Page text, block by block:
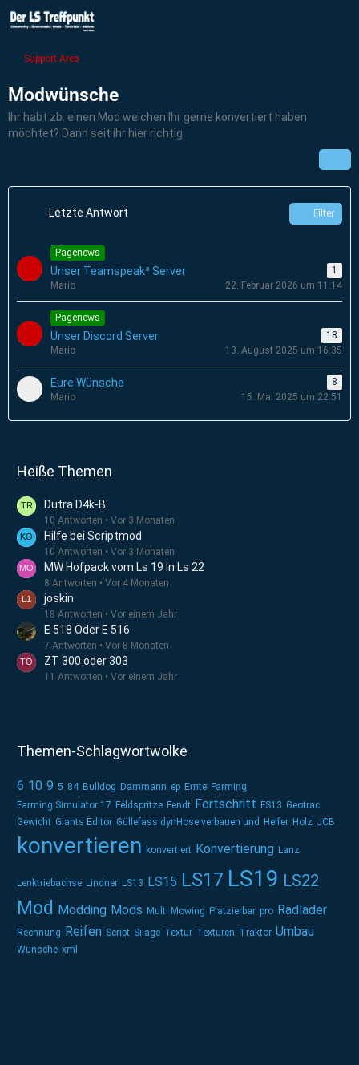
Support Area
Modwünsche
Ihr habt zb. einen Mod welchen Ihr gerne konvertiert haben
möchtet? Dann seit ihr hier richtig
Letzte Antwort Filter
Pagenews
Unser Teamspeak³ Server
1
Mario
22. Februar 2026 um 11:14
Pagenews
Unser Discord Server
18
Mario
13. August 2025 um 16:35
Eure Wünsche
8
Mario
15. Mai 2025 um 22:51
Heiße Themen
Dutra D4k-B
10 Antworten Vor 3 Monaten
Hilfe bei Scriptmod
10 Antworten Vor 3 Monaten
MW Hofpack vom Ls 19 In Ls 22
8 Antworten Vor 4 Monaten
joskin
18 Antworten Vor einem Jahr
E 518 Oder E 516
7 Antworten Vor 8 Monaten
ZT 300 oder 303
11 Antworten Vor einem Jahr
Themen-Schlagwortwolke
6 10 9 5 84 Bulldog Dammann ep Ernte Farming
Farming Simulator 17 Feldspritze Fendt Fortschritt FS13 Geotrac
Gewicht Giants Editor Güllefass dynHose verbauen und Helfer Holz JCB
konvertieren konvertiert Konvertierung Lanz
Lenktriebachse Lindner LS13 LS15 LS17 LS19 LS22
Mod Modding Mods Multi Mowing Platzierbar pro Radlader
Rechnung Reifen Script Silage Textur Texturen Traktor Umbau
Wünsche xml